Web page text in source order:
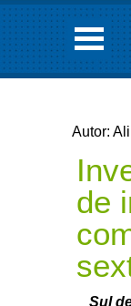
Autor:
de
Sul